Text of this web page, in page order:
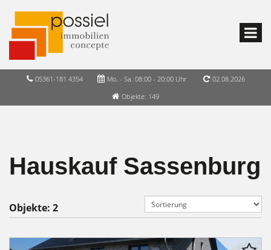
05361-181 4354 Mo. - Sa. 08:00 - 20:00 Uhr
02.08.2026
Objekte: 149
Hauskauf Sassenburg
Objekte: 2